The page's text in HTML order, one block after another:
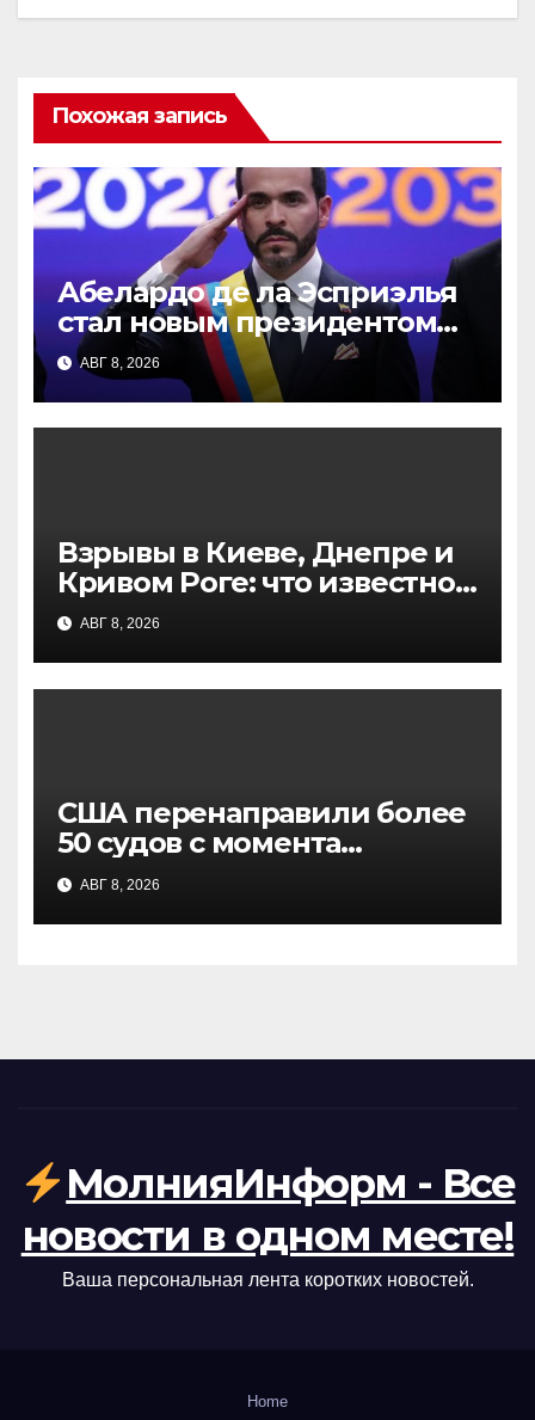
Похожая запись
Абелардо де ла Эсприэлья
стал новым президентом
Колумбии: инаугурация в
Кали
АВГ 8, 2026
Взрывы в Киеве, Днепре и
Кривом Роге: что известно
к этому часу
АВГ 8, 2026
США перенаправили более
50 судов с момента
возобновления морской
блокады Ирана: заявление
CENTCOM
АВГ 8, 2026
МолнияИнформ - Все
новости в одном месте!
Ваша персональная лента коротких новостей.
Home